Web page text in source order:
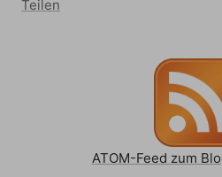
Teilen
ATOM-Feed zum